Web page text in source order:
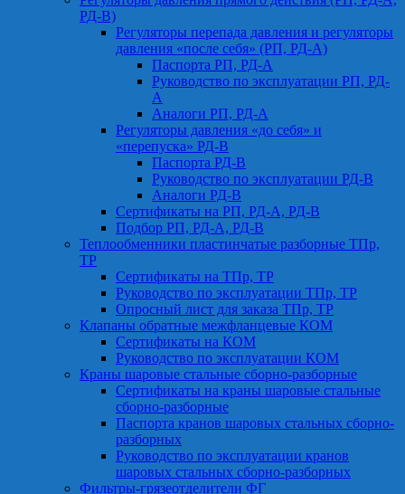
РД-В)
Регуляторы перепада давления и регуляторы
давления «после себя» (РП, РД-А)
Паспорта РП, РД-А
Руководство по эксплуатации РП, РД-
А
Аналоги РП, РД-А
Регуляторы давления «до себя» и
«перепуска» РД-В
Паспорта РД-В
Руководство по эксплуатации РД-В
Аналоги РД-В
Сертификаты на РП, РД-А, РД-В
Подбор РП, РД-А, РД-В
Теплообменники пластинчатые разборные ТПр,
ТР
Сертификаты на ТПр, ТР
Руководство по эксплуатации ТПр, ТР
Опросный лист для заказа ТПр, ТР
Клапаны обратные межфланцевые КОМ
Сертификаты на КОМ
Руководство по эксплуатации КОМ
Краны шаровые стальные сборно-разборные
Сертификаты на краны шаровые стальные
сборно-разборные
Паспорта кранов шаровых стальных сборно-
разборных
Руководство по эксплуатации кранов
шаровых стальных сборно-разборных
Фильтры-грязеотделители ФГ